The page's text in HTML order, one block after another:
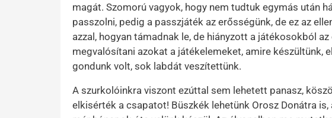
magát. Szomorú vagyok, hogy nem tudtuk egymás után
passzolni, pedig a passzjáték az erősségünk, de ez az
azzal, hogyan támadnak le, de hiányzott a játékosokból
megvalósítani azokat a játékelemeket, amire készültünk,
gondunk volt, sok labdát veszítettünk.
A szurkolóinkra viszont ezúttal sem lehetett panasz,
elkisérték a csapatot! Büszkék lehetünk Orosz Donátra